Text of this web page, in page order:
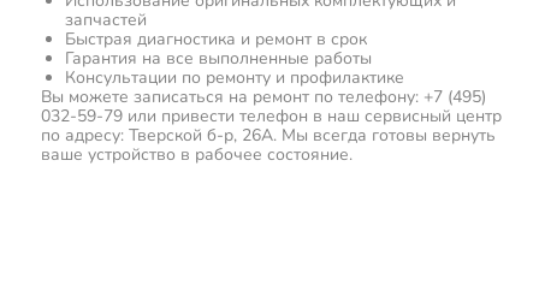
запчастей
Быстрая диагностика и ремонт в срок
Гарантия на все выполненные работы
Консультации по ремонту и профилактике
Вы можете записаться на ремонт по телефону: +7 (495)
032-59-79 или привести телефон в наш сервисный центр
по адресу: Тверской б-р, 26А. Мы всегда готовы вернуть
ваше устройство в рабочее состояние.